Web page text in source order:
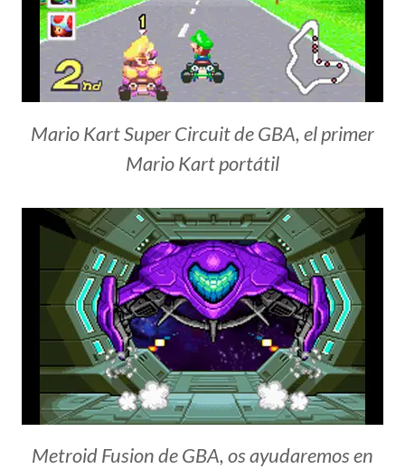
Mario Kart Super Circuit de GBA, el primer
Mario Kart portátil
Metroid Fusion de GBA, os ayudaremos en